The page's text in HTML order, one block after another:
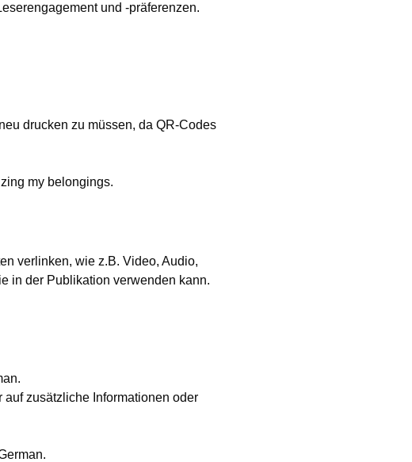
und -präferenzen.
drucken zu müssen, da QR-Codes
my belongings.
verlinken, wie z.B. Video, Audio,
in der Publikation verwenden kann.
auf zusätzliche Informationen oder